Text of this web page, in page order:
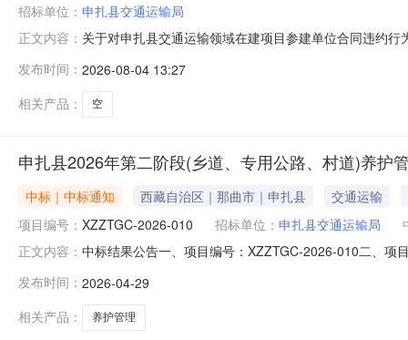
招标单位： 申扎县交通运输局
正文内容： 关于对申扎县交通运输领域在建项目参建单位合同违约
承建的申扎县卡乡人民政府至曲松普村公路改建项目（
脱岗。根据《建设工程施工合同》及合同附件《工程
发布时间： 2026-08-04 13:27
相关产品：
空
申扎县2026年第二阶段(乡道、专用公路、村道)养护
中标｜中标通知 西藏自治区｜那曲市｜申扎县
交通运输
项目编号： XZZTGC-2026-010 招标单位： 申扎县交通运输局
正文内容： 中标结果公告一、项目编号：XZZTGC-2026-010二、项
的信息：申扎县2026年第二阶段(乡道、专用公路、村道
法》(计价
发布时间： 2026-04-29
相关产品：
养护管理